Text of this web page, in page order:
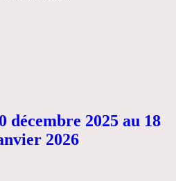
décembre 2025 au 18
2026